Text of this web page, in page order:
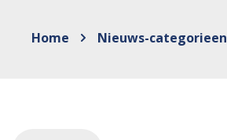
Home Nieuws-categorieen